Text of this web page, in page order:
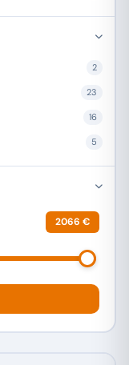
6
2
23
16
5
2066 €